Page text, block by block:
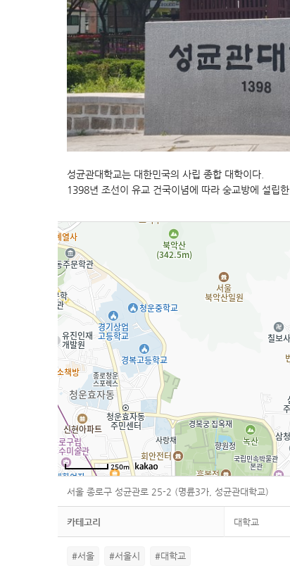
성균관대학교는 대한민국의 사립 종합 대학이다.
1398년 조선이 유교 건국이념에 따라 숭교방에 설립
250m
서울 종로구 성균관로 25-2 (명륜3가, 성균관대학교)
카테고리 대학교
#서울 #서울시 #대학교